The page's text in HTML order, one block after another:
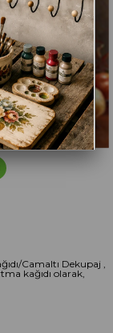
Camaltı Dekupaj ,
kağıdı olarak,